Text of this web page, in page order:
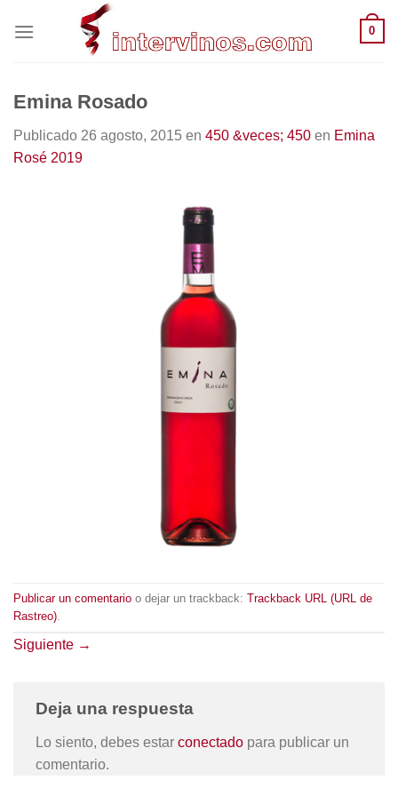
0
Emina Rosado
Publicado 26 agosto, 2015 en 450 &veces; 450 en Emina
Rosé 2019
Publicar un comentario o dejar un trackback: Trackback URL (URL de
Rastreo)
Siguiente →
Deja una respuesta
Lo siento, debes estar conectado para publicar un
comentario.